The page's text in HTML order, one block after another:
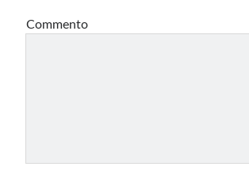
Commento